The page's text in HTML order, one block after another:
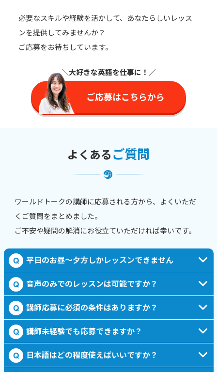
必要なスキルや経験を活かして、あなたらしいレッス
ンを提供してみませんか？
ご応募をお待ちしています。
＼大好きな英語を仕事に ！／
ご応募はこちらから
よくあるご質問
ワールドトークの講師に応募される方から、よくいただ
くご質問をまとめました。
ご不安や疑問の解消にお役立ていただければ幸いです。
Q 平日のお昼〜夕方しかレッスンできません
Q 音声のみでのレッスンは可能ですか？
Q 講師応募に必須の条件はありますか？
Q 講師未経験でも応募できますか？
Q 日本語はどの程度使えばいいですか？